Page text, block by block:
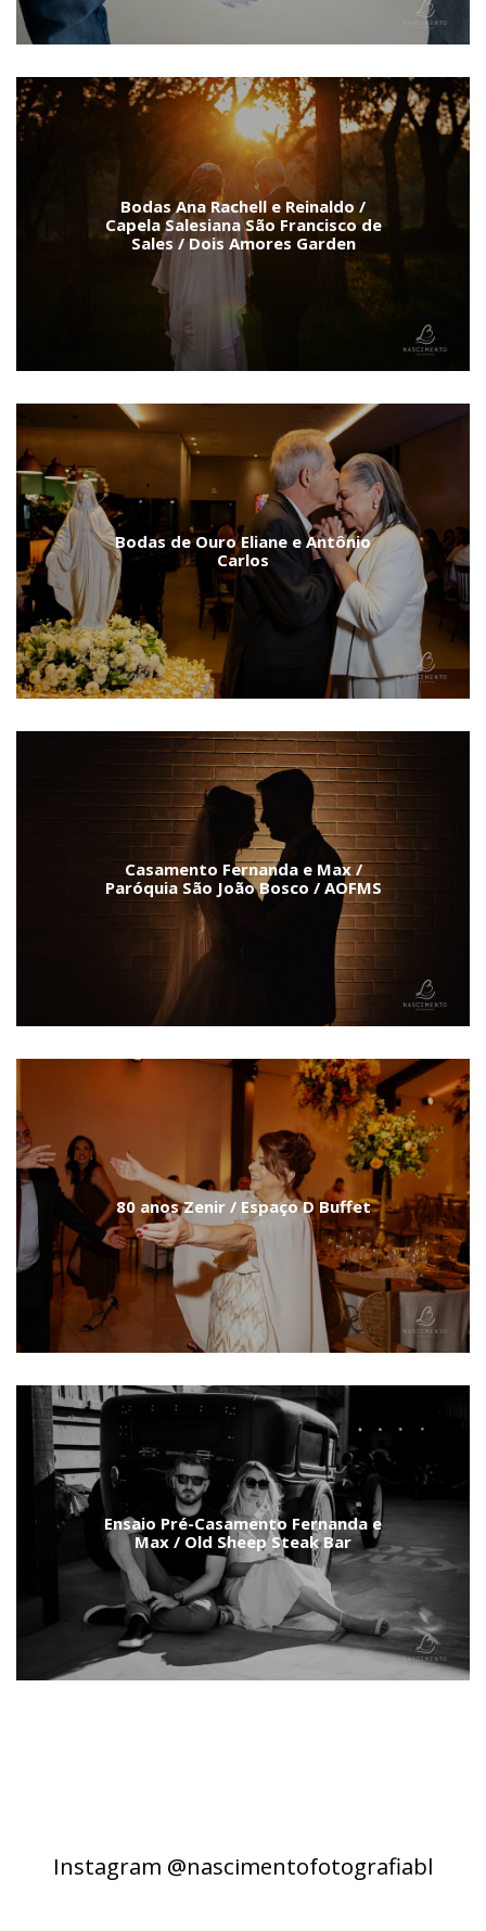
Bodas Ana Rachell e Reinaldo /
Capela Salesiana São Francisco de
Sales / Dois Amores Garden
Bodas de Ouro Eliane e Antônio
Carlos
Casamento Fernanda e Max /
Paróquia São João Bosco / AOFMS
80 anos Zenir / Espaço D Buffet
Ensaio Pré-Casamento Fernanda e
Max / Old Sheep Steak Bar
Instagram @nascimentofotografiabl